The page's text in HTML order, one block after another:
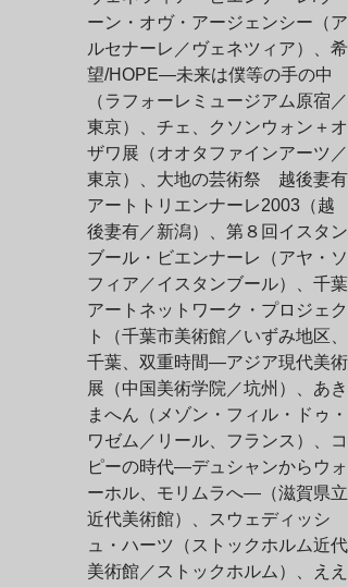
ーン・オヴ・アージェンシー（ア
ルセナーレ／ヴェネツィア）、希
望/HOPE—未来は僕等の手の中
（ラフォーレミュージアム原宿／
東京）、チェ、クソンウォン＋オ
ザワ展（オオタファインアーツ／
東京）、大地の芸術祭　越後妻有
アートトリエンナーレ2003（越
後妻有／新潟）、第８回イスタン
ブール・ビエンナーレ（アヤ・ソ
フィア／イスタンブール）、千葉
アートネットワーク・プロジェク
ト（千葉市美術館／いずみ地区、
千葉、双重時間—アジア現代美術
展（中国美術学院／坑州）、あき
まへん（メゾン・フィル・ドゥ・
ワゼム／リール、フランス）、コ
ピーの時代—デュシャンからウォ
ーホル、モリムラへ—（滋賀県立
近代美術館）、スウェディッシ
ュ・ハーツ（ストックホルム近代
美術館／ストックホルム）、ええ